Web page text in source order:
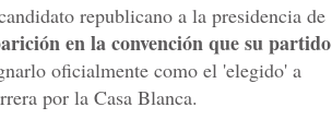
republicano a la presidencia de
en la convención que su partido
oficialmente como el 'elegido' a
por la Casa Blanca.